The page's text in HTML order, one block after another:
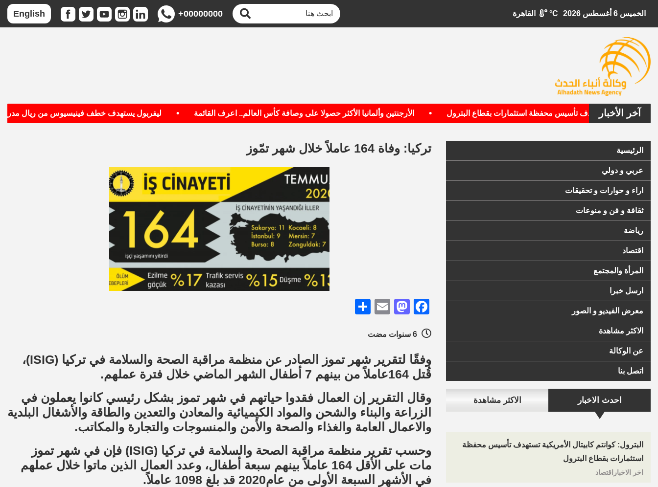
الخميس 6 أغسطس 2026 °C
+00000000
English
آخر الأخبار
الأمريكية تستهدف تأسيس محفظة استثمارات بقطاع البترول الأرجنتين وألمانيا الأكثر حصولا على وصافة كأس العالم.. اعرف القائمة ليفربول يستهدف خطف فينيسيوس من ريال مدريد
الرئيسية
عربي و دولي
اراء و حوارات و تحقيقات
ثقافة و فن و منوعات
رياضة
اقتصاد
المرأة والمجتمع
ارسل خبرا
معرض الفيديو و الصور
الاكثر مشاهدة
عن الوكالة
اتصل بنا
احدث الاخبار الاكثر مشاهدة
البترول: كوانتم كابيتال الأمريكية تستهدف تأسيس محفظة
استثمارات بقطاع البترول
اخر الاخباراقتصاد
تركيا: وفاة 164 عاملاً خلال شهر تمّوز
Facebook
Mastodon
Email
وفقًا لتقرير شهر تموز الصادر عن منظمة مراقبة الصحة والسلامة في تركيا (ISIG)،
قُتل 164عاملاً من بينهم 7 أطفال الشهر الماضي خلال فترة عملهم.
وقال التقرير إن العمال فقدوا حياتهم في شهر تموز بشكل رئيسي كانوا يعملون في
الزراعة والبناء والشحن والمواد الكيميائية والمعادن والتعدين والطاقة والأشغال البلدية
والاعمال العامة والغذاء والصحة والأمن والمنسوجات والتجارة والمكاتب.
وحسب تقرير منظمة مراقبة الصحة والسلامة في تركيا (ISIG) فإن في شهر تموز
مات على الأقل 164 عاملاً بينهم سبعة أطفال، وعدد العمال الذين ماتوا خلال عملهم
في الأشهر السبعة الأولى من عام2020 قد بلغ 1098 عاملاً.